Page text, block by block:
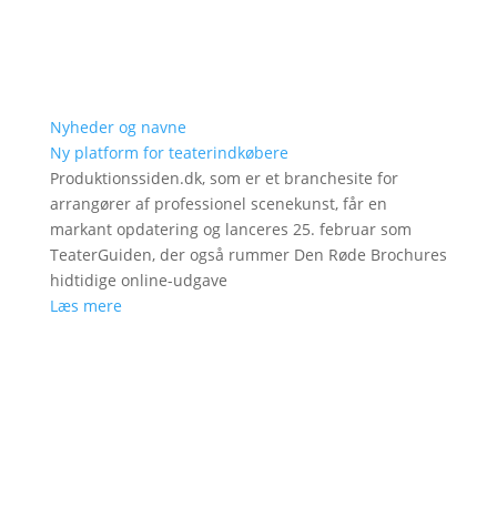
Nyheder og navne
Ny platform for teaterindkøbere
Produktionssiden.dk, som er et branchesite for
arrangører af professionel scenekunst, får en
markant opdatering og lanceres 25. februar som
TeaterGuiden, der også rummer Den Røde Brochures
hidtidige online-udgave
Læs mere